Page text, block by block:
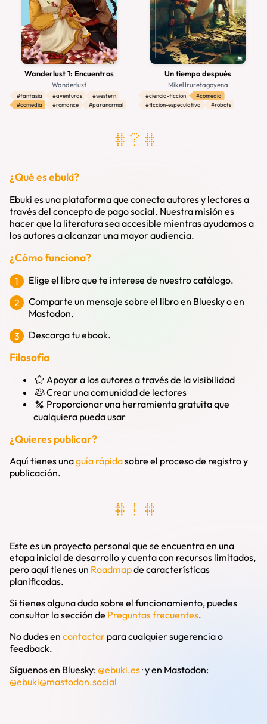
Wanderlust 1: Encuentros
Wanderlust
#fantasia #aventuras
#western
#comedia
#romance #paranormal
Un tiempo después
Mikel Iruretagoyena
#ciencia-ficcion
#comedia
#ficcion-especulativa
#robots
# ? #
¿Qué es ebuki?
Ebuki es una plataforma que conecta autores y lectores a
través del concepto de pago social. Nuestra misión es
hacer que la literatura sea accesible mientras ayudamos a
los autores a alcanzar una mayor audiencia.
¿Cómo funciona?
Elige el libro que te interese de nuestro catálogo.
Comparte un mensaje sobre el libro en Bluesky o en
Mastodon.
Descarga tu ebook.
Filosofía
Apoyar a los autores a través de la visibilidad
Crear una comunidad de lectores
Proporcionar una herramienta gratuita que
cualquiera pueda usar
¿Quieres publicar?
Aquí tienes unaguía rápidasobre el proceso de registro y
publicación.
# ! #
Este es un proyecto personal que se encuentra en una
etapa inicial de desarrollo y cuenta con recursos limitados,
pero aquí tienes un Roadmapde características
planificadas.
Si tienes alguna duda sobre el funcionamiento, puedes
consultar la sección de Preguntas frecuentes.
No dudes en contactar para cualquier sugerencia o
feedback.
Síguenos en Bluesky:@ebuki.es·y en Mastodon:
@ebuki@mastodon.social